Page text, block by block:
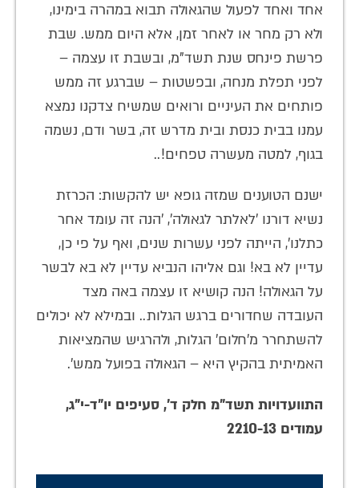
אחד ואחד לפעול שהגאולה תבוא במהרה בימינו,
ולא רק מחר או לאחר זמן, אלא היום ממש. שבת
פרשת פינחס שנת תשד"מ, ובשבת זו עצמה –
לפני תפלת מנחה, ובפשטות – שברגע זה ממש
פותחים את העיניים ורואים שמשיח צדקנו נמצא
עמנו בבית כנסת ובית מדרש זה, בשר ודם, נשמה
בגוף, למטה מעשרה טפחים!..
ישנם הטוענים שמזה גופא יש להקשות: הכרזת
נשיא דורנו 'לאלתר לגאולה', 'הנה זה עומד אחר
כתלנו', הייתה לפני עשרות שנים, ואף על פי כן,
עדיין לא בא! וגם אליהו הנביא עדיין לא בא לבשר
על הגאולה! הנה קושיא זו עצמה באה מצד
העובדה שחדורים ברגש הגלות.. ובמילא לא יכולים
להשתחרר מ'חלום' הגלות, ולהרגיש שהמציאות
האמיתית בהקיץ היא – הגאולה בפועל ממש'.
התוועדויות תשד"מ חלק ד', סעיפים יו"ד-י"ג,
עמודים 2210-13